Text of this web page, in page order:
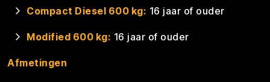
Compact Diesel 600 kg: 16 jaar of ouder
Modified 600 kg: 16 jaar of ouder
Afmetingen